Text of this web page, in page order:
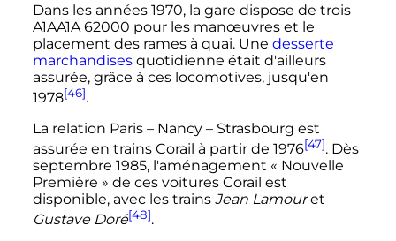
Dans les années 1970, la gare dispose de trois
A1AA1A 62000 pour les manœuvres et le
placement des rames à quai. Une desserte
marchandisesquotidienne était d'ailleurs
assurée, grâce à ces locomotives, jusqu'en
1978[46].
La relation Paris – Nancy – Strasbourg est
assurée en trains Corail à partir de 1976[47]. Dès
septembre 1985, l'aménagement « Nouvelle
Première » de ces voitures Corail est
disponible, avec les trains Jean Lamouret
Gustave Doré[48].